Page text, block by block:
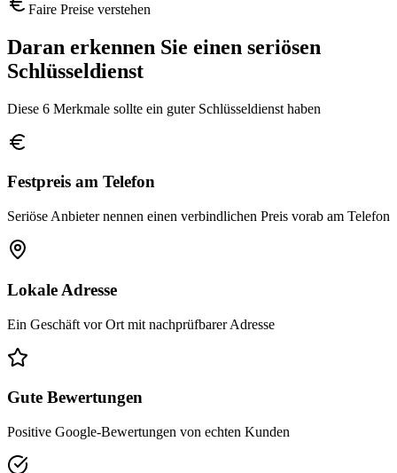
Faire Preise verstehen
Daran erkennen Sie einen seriösen
Schlüsseldienst
Diese 6 Merkmale sollte ein guter Schlüsseldienst haben
Festpreis am Telefon
Seriöse Anbieter nennen einen verbindlichen Preis vorab am Telefon
Lokale Adresse
Ein Geschäft vor Ort mit nachprüfbarer Adresse
Gute Bewertungen
Positive Google-Bewertungen von echten Kunden